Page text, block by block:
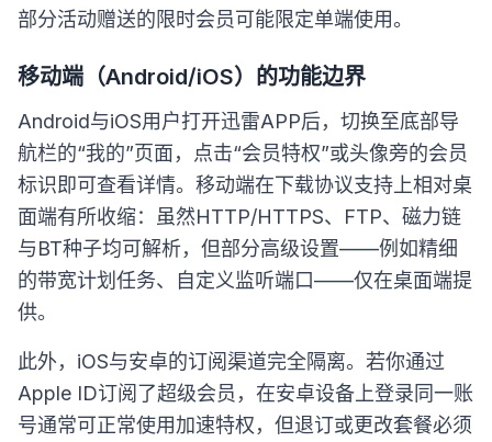
部分活动赠送的限时会员可能限定单端使用。
移动端（Android/iOS）的功能边界
Android与iOS用户打开迅雷APP后，切换至底部导
航栏的“我的”页面，点击“会员特权”或头像旁的会员
标识即可查看详情。移动端在下载协议支持上相对桌
面端有所收缩：虽然HTTP/HTTPS、FTP、磁力链
与BT种子均可解析，但部分高级设置——例如精细
的带宽计划任务、自定义监听端口——仅在桌面端提
供。
此外，iOS与安卓的订阅渠道完全隔离。若你通过
Apple ID订阅了超级会员，在安卓设备上登录同一账
号通常可正常使用加速特权，但退订或更改套餐必须